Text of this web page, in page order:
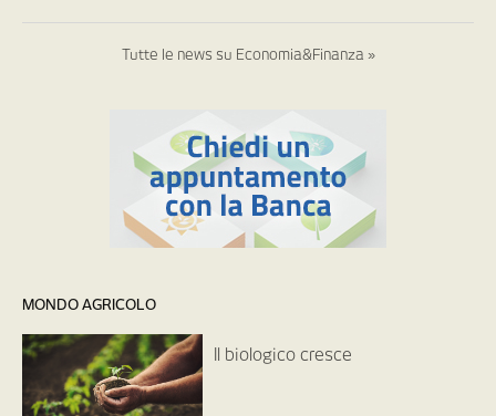
Tutte le news su Economia&Finanza »
MONDO AGRICOLO
Il biologico cresce